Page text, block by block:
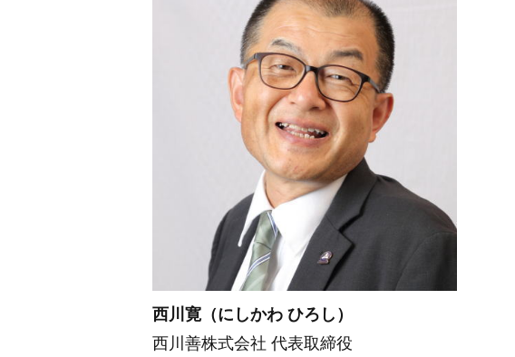
西川寛（にしかわ ひろし）
西川善株式会社 代表取締役